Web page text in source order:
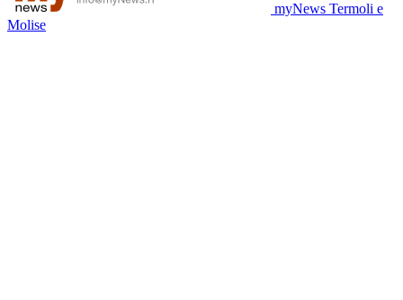
myNews Termoli e
Molise